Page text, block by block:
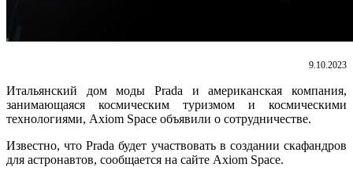
9.10.2023
Итальянский дом моды Pradа и американская компания,
занимающаяся космическим туризмом и космическими
технологиями, Axiom Space объявили о сотрудничестве.
Известно, что Pradа будет участвовать в создании скафандров
для астронавтов, сообщается на сайте Axiom Space.